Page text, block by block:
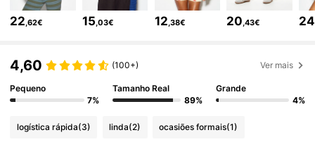
871K Seguidores
22 ,62€ 15 ,03€ 12 ,38€ 20 ,43€ 24
4,60 (100+) Ver mais
Pequeno
7%
Tamanho Real
89%
Grande
4%
logística rápida(3) linda(2) ocasiões formais(1)